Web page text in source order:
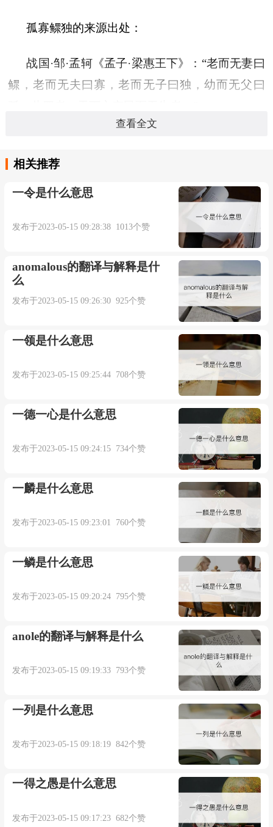
孤寡鳏独的来源出处：
战国·邹·孟轲《孟子·梁惠王下》：“老而无妻曰
鳏，老而无夫曰寡，老而无子曰独，幼而无父曰
本内容部分来源于网络，谨供免费学习使用，如有侵权，可
以通过邮箱juexin@juexinw.com联系我们删除！
查看全文
相关推荐
一令是什么意思
发布于2023-05-15 09:28:38 1013个赞
anomalous的翻译与解释是什
么
发布于2023-05-15 09:26:30 925个赞
一领是什么意思
发布于2023-05-15 09:25:44 708个赞
一德一心是什么意思
发布于2023-05-15 09:24:15 734个赞
一麟是什么意思
发布于2023-05-15 09:23:01 760个赞
一鳞是什么意思
发布于2023-05-15 09:20:24 795个赞
anole的翻译与解释是什么
发布于2023-05-15 09:19:33 793个赞
一列是什么意思
发布于2023-05-15 09:18:19 842个赞
一得之愚是什么意思
发布于2023-05-15 09:17:23 682个赞